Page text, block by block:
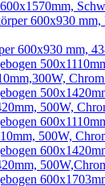
600x930 mm,
500W,
500W,